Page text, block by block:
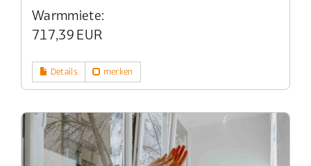
Warmmiete:
717,39 EUR
Details merken